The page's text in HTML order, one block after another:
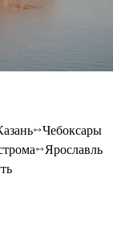
Чебоксары
Ярославль